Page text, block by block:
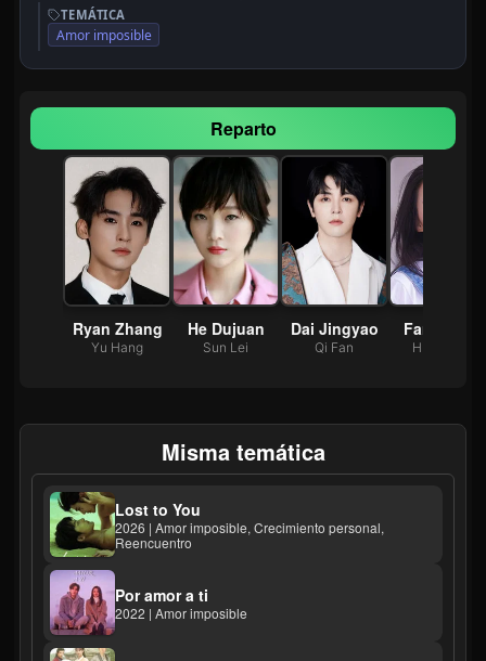
TEMÁTICA
Amor imposible
Reparto
Ryan Zhang
Yu Hang
He Dujuan
Sun Lei
Dai Jingyao
Qi Fan
Fan Jingyi
Huo Youxi
Misma temática
Lost to You
2026 | Amor imposible, Crecimiento personal,
Reencuentro
Por amor a ti
2022 | Amor imposible